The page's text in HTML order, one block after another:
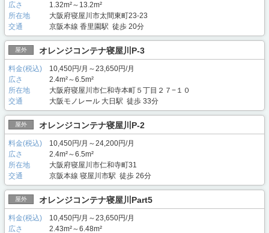
広さ
1.32m²～13.2m²
所在地
大阪府寝屋川市太間東町23-23
交通
京阪本線 香里園駅 徒歩 20分
屋外 オレンジコンテナ寝屋川P-3
料金(税込)
10,450円/月～23,650円/月
広さ
2.4m²～6.5m²
所在地
大阪府寝屋川市仁和寺本町５丁目２７−１０
交通
大阪モノレール 大日駅 徒歩 33分
屋外 オレンジコンテナ寝屋川P-2
料金(税込)
10,450円/月～24,200円/月
広さ
2.4m²～6.5m²
所在地
大阪府寝屋川市仁和寺町31
交通
京阪本線 寝屋川市駅 徒歩 26分
屋外 オレンジコンテナ寝屋川Part5
料金(税込)
10,450円/月～23,650円/月
広さ
2.43m²～6.48m²